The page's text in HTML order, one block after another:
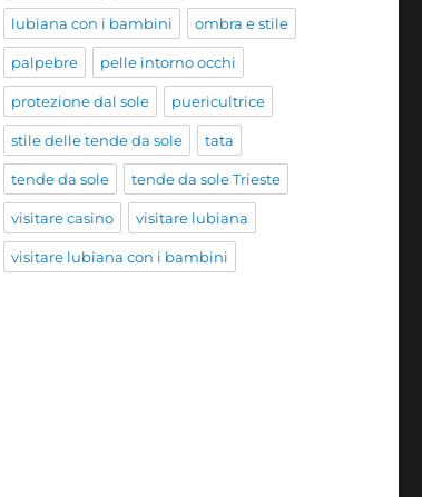
lubiana con i bambini ombra e stile
palpebre pelle intorno occhi
protezione dal sole puericultrice
stile delle tende da sole tata
tende da sole tende da sole Trieste
visitare casino visitare lubiana
visitare lubiana con i bambini